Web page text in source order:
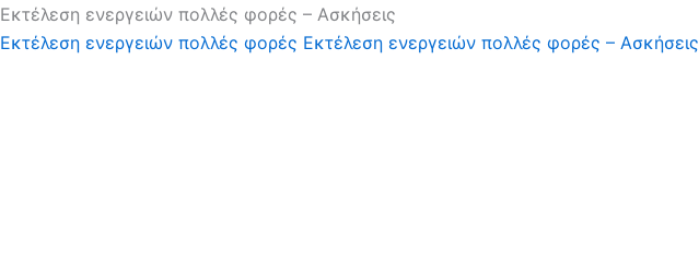
Εκτέλεση ενεργειών πολλές φορές – Ασκήσεις
Εκτέλεση ενεργειών πολλές φορές Εκτέλεση ενεργειών πολλές φορές – Ασκήσεις